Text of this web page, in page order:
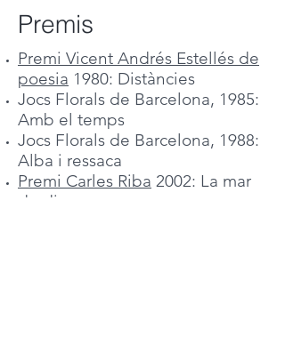
Premis
Premi Vicent Andrés Estellés de
poesia 1980: Distàncies
Jocs Florals de Barcelona, 1985:
Amb el temps
Jocs Florals de Barcelona, 1988:
Alba i ressaca
Premi Carles Riba 2002: La mar
de dins